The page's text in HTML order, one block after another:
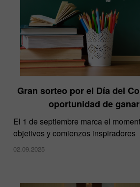
Gran sorteo por el Día del
oportunidad de
El 1 de septiembre marca el
objetivos y comienzos inspiradores
02.09.2025